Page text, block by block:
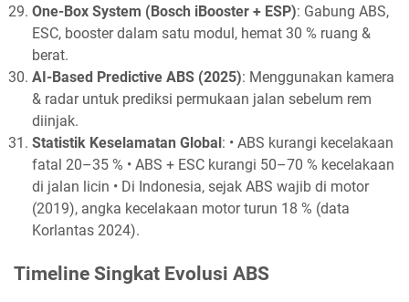
One-Box System (Bosch iBooster + ESP): Gabung ABS,
ESC, booster dalam satu modul, hemat 30 % ruang &
berat.
AI-Based Predictive ABS (2025): Menggunakan kamera
& radar untuk prediksi permukaan jalan sebelum rem
diinjak.
Statistik Keselamatan Global : • ABS kurangi kecelakaan
fatal 20–35 % • ABS + ESC kurangi 50–70 % kecelakaan
di jalan licin • Di Indonesia, sejak ABS wajib di motor
(2019), angka kecelakaan motor turun 18 % (data
Korlantas 2024).
Timeline Singkat Evolusi ABS